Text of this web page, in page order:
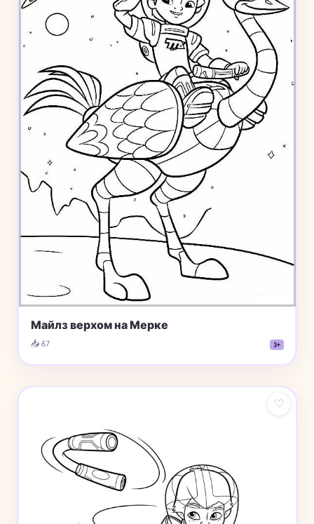
Майлз верхом на Мерке
📥 67 3+
♡